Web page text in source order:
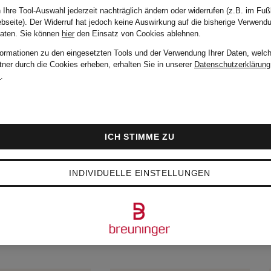
ARTIKEL
Ihre Tool-Auswahl jederzeit nachträglich ändern oder widerrufen (z.B. im
Der Widerruf hat jedoch keine Auswirkung auf die bisherige
Sie können hierden Einsatz von Cookies ablehnen.
zu den eingesetzten Tools und der Verwendung Ihrer Daten,
durch die Cookies erheben, erhalten Sie in unserer Datenschutzerklärung
.
INDIVIDUELLE EINSTELLUNGEN
ICH STIMME ZU